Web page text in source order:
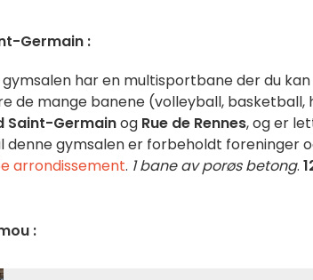
Germain :
har en multisportbane der du
mange banene (volleyball, basketball,
Saint-Germainog Rue de Rennes, og er
denne gymsalen er forbeholdt foreninger
arrondissement. 1 bane av porøs betong.
: